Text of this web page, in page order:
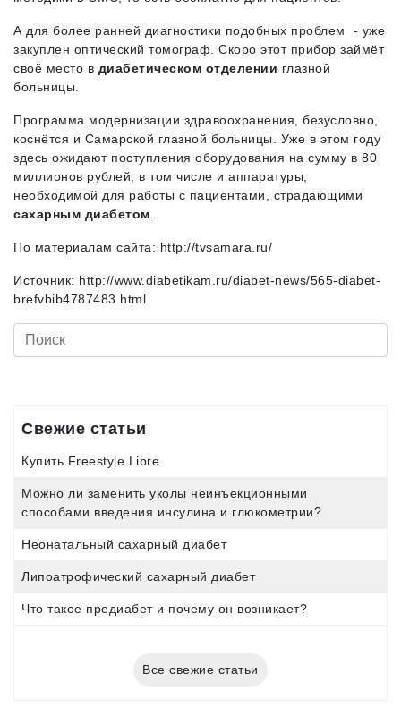
А для более ранней диагностики подобных проблем - уже
закуплен оптический томограф. Скоро этот прибор займёт
своё место в диабетическом отделении глазной
больницы.
Программа модернизации здравоохранения, безусловно,
коснётся и Самарской глазной больницы. Уже в этом году
здесь ожидают поступления оборудования на сумму в 80
миллионов рублей, в том числе и аппаратуры,
необходимой для работы с пациентами, страдающими
сахарным диабетом
По материалам сайта: http://tvsamara.ru/
Источник: http://www.diabetikam.ru/diabet-news/565-diabet-
brefvbib4787483.html
Свежие статьи
Купить Freestyle Libre
Можно ли заменить уколы неинъекционными
способами введения инсулина и глюкометрии?
Неонатальный сахарный диабет
Липоатрофический сахарный диабет
Что такое предиабет и почему он возникает?
Все свежие статьи